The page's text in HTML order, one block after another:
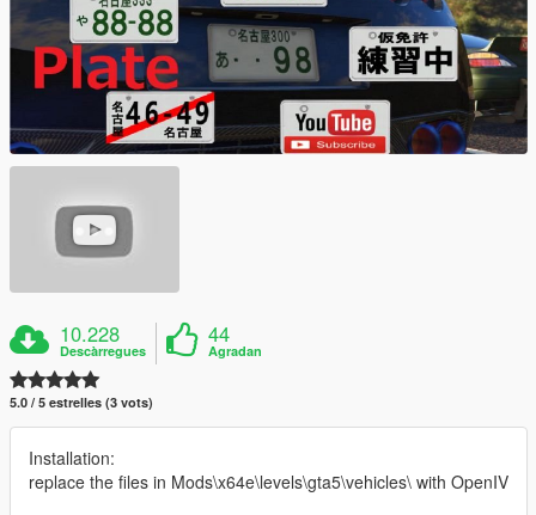
10.228
Descàrregues
44
Agradan
5.0 / 5 estrelles (3 vots)
Installation:
replace the files in Mods\x64e\levels\gta5\vehicles\ with OpenIV